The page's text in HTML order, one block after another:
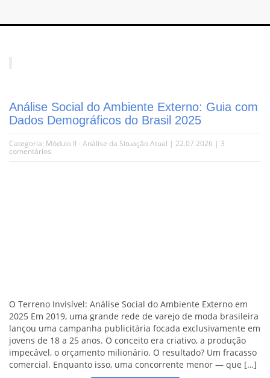
Análise Social do Ambiente Externo: Guia com
Dados Demográficos do Brasil 2025
Categoria: Módulo II - Análise da Situação Atual | 22.07.2026 | 3
comentários
O Terreno Invisível: Análise Social do Ambiente Externo em
2025 Em 2019, uma grande rede de varejo de moda brasileira
lançou uma campanha publicitária focada exclusivamente em
jovens de 18 a 25 anos. O conceito era criativo, a produção
impecável, o orçamento milionário. O resultado? Um fracasso
comercial. Enquanto isso, uma concorrente menor — que […]